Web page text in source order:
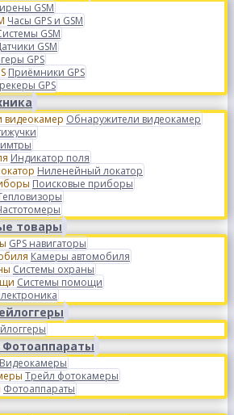
GSM
Часы GPS и GSM
GSM
GSM
GPS
Приёмники GPS
GPS
Обнаружители видеокамер
Индикатор поля
Ниленейный локатор
Поисковые приборы
товары
GPS навигаторы
Камеры автомобиля
Системы охраны
Системы помощи
Видеокамеры
Трейл фотокамеры
Фотоаппараты